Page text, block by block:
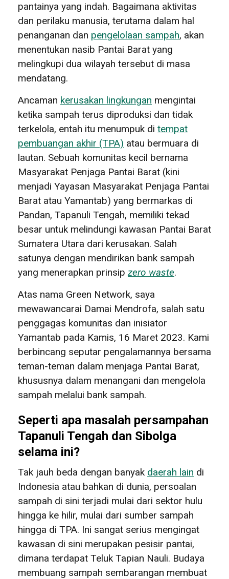
pantainya yang indah. Bagaimana aktivitas
dan perilaku manusia, terutama dalam hal
penanganan dan pengelolaan sampah, akan
menentukan nasib Pantai Barat yang
melingkupi dua wilayah tersebut di masa
mendatang.
Ancaman kerusakan lingkungan mengintai
ketika sampah terus diproduksi dan tidak
terkelola, entah itu menumpuk di tempat
pembuangan akhir (TPA) atau bermuara di
lautan. Sebuah komunitas kecil bernama
Masyarakat Penjaga Pantai Barat (kini
menjadi Yayasan Masyarakat Penjaga Pantai
Barat atau Yamantab) yang bermarkas di
Pandan, Tapanuli Tengah, memiliki tekad
besar untuk melindungi kawasan Pantai Barat
Sumatera Utara dari kerusakan. Salah
satunya dengan mendirikan bank sampah
yang menerapkan prinsip zero waste.
Atas nama Green Network, saya
mewawancarai Damai Mendrofa, salah satu
penggagas komunitas dan inisiator
Yamantab pada Kamis, 16 Maret 2023. Kami
berbincang seputar pengalamannya bersama
teman-teman dalam menjaga Pantai Barat,
khususnya dalam menangani dan mengelola
sampah melalui bank sampah.
Seperti apa masalah persampahan
Tapanuli Tengah dan Sibolga
selama ini?
Tak jauh beda dengan banyak daerah lain di
Indonesia atau bahkan di dunia, persoalan
sampah di sini terjadi mulai dari sektor hulu
hingga ke hilir, mulai dari sumber sampah
hingga di TPA. Ini sangat serius mengingat
kawasan di sini merupakan pesisir pantai,
dimana terdapat Teluk Tapian Nauli. Budaya
membuang sampah sembarangan membuat